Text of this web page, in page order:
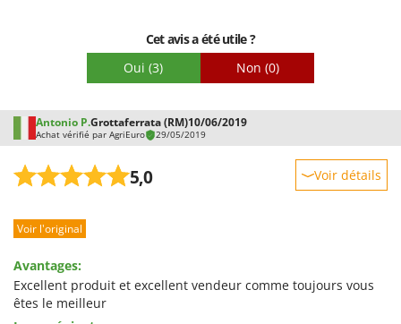
Cet avis a été utile ?
Oui (3) Non (0)
Antonio P.Grottaferrata (RM)10/06/2019
Achat vérifié par AgriEuro 29/05/2019
5,0 Voir détails
Prestations
Qualité / Prix
Facilité de montage
Voir l'original
Avantages:
Excellent produit et excellent vendeur comme toujours vous
êtes le meilleur